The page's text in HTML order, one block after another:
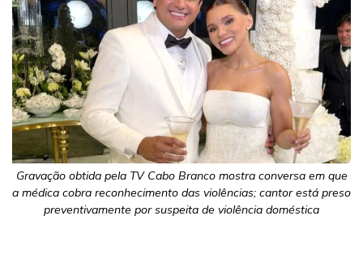
Gravação obtida pela TV Cabo Branco mostra conversa em que
a médica cobra reconhecimento das violências; cantor está preso
preventivamente por suspeita de violência doméstica